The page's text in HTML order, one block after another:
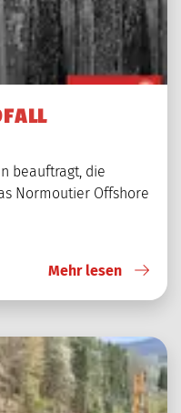
beauftragt, die
Normoutier Offshore
Mehr lesen